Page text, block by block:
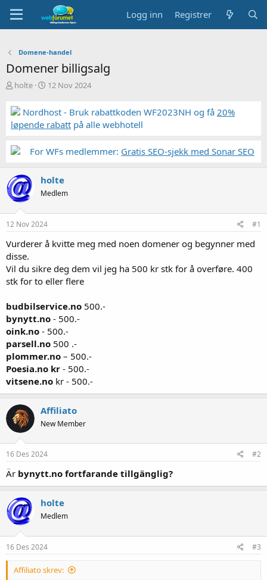
Logg inn Registrer
Domene-handel
Domener billigsalg
T
å
d
s
a
e
r
holte
S
r
t
a
12 Nov 2024
Nordhost - Bruk rabattkoden WF2023NH og få 20%
løpende rabatt på alle webhotell
For WFs medlemmer: Gratis SEO-sjekk med Sonar SEO
holte
Medlem
12 Nov 2024 #1
Vurderer å kvitte meg med noen domener og begynner med
disse.
Vil du sikre deg dem vil jeg ha 500 kr stk for å overføre. 400
stk for to eller flere
budbilservice.no 500.-
bynytt.no - 500.-
oink.no - 500.-
parsell.no 500 .-
plommer.no – 500.-
Poesia.no kr - 500.-
vitsene.no kr - 500.-
Affiliato
New Member
16 Des 2024 #2
Är bynytt.no fortfarande tillgänglig?
holte
Medlem
16 Des 2024 #3
Affiliato skrev: